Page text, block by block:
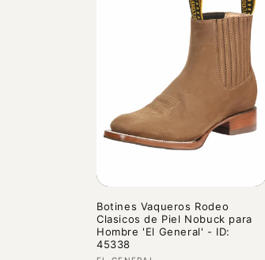
Botines Vaqueros Rodeo
Clasicos de Piel Nobuck para
Hombre 'El General' - ID:
45338